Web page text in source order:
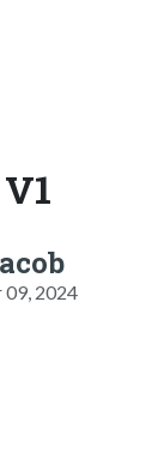
09, 2024